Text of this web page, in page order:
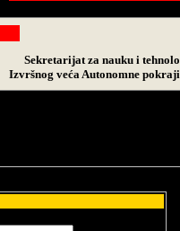
Sekretarijat za nauku i
Izvršnog veća Autonomne